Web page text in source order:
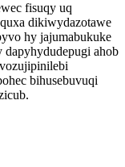
fisuqy uq
dikiwydazotawe
hy jajumabukuke
ahob
bihusebuvuqi